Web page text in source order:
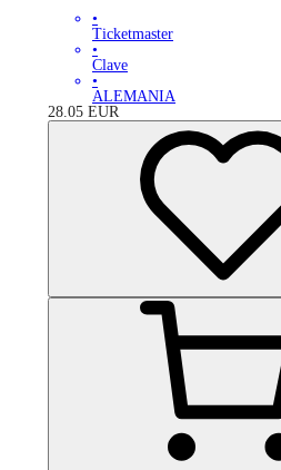
•
Ticketmaster
•
Clave
•
ALEMANIA
28.05 EUR